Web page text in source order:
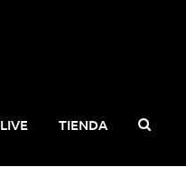
LIVE TIENDA